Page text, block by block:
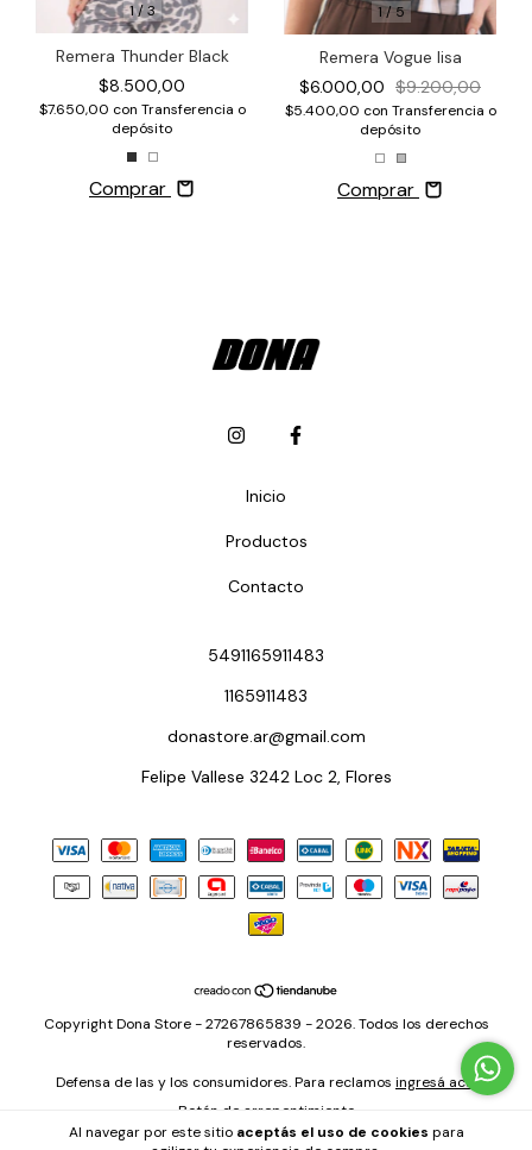
Al navegar por este sitio aceptás el uso de cookies para
1/3
Remera Thunder Black
$8.500,00
$7.650,00 con Transferencia o
depósito
Comprar
1/ 5
Remera Vogue lisa
$6.000,00 $9.200,00
$5.400,00 con Transferencia o
depósito
Comprar
Inicio
Productos
Contacto
5491165911483
1165911483
donastore.ar@gmail.com
Felipe Vallese 3242 Loc 2, Flores
Copyright Dona Store - 27267865839 - 2026. Todos los derechos
reservados.
Defensa de las y los consumidores. Para reclamos ingresá acá.
Botón de arrepentimiento